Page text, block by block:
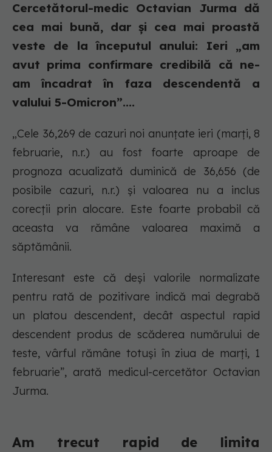
Cercetătorul-medic Octavian Jurma dă
cea mai bună, dar și cea mai proastă
veste de la începutul anului: Ieri „am
avut prima confirmare credibilă că ne-
am încadrat în faza descendentă a
valului 5-Omicron”....
„Cele 36,269 de cazuri noi anunțate ieri (marți, 8
februarie, n.r.) au fost foarte aproape de
prognoza acualizată duminică de 36,656 (de
posibile cazuri, n.r.) și valoarea nu a inclus
corecții prin alocare. Este foarte probabil că
aceasta va rămâne valoarea maximă a
săptămânii.
Interesant este că deși valorile normalizate
pentru rată de pozitivare indică mai degrabă
un platou descendent, decât aspectul rapid
descendent produs de scăderea numărului de
teste, vârful rămâne totuși în ziua de marți, 1
februarie”, arată medicul-cercetător Octavian
Jurma.
Am trecut rapid de limita